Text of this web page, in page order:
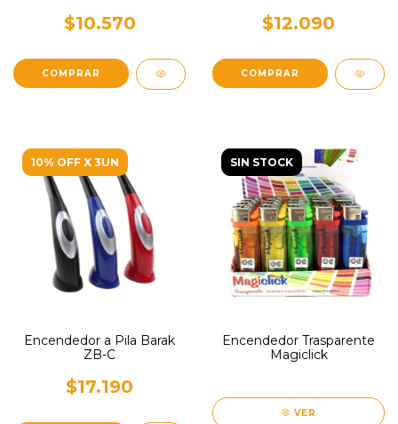
$10.570 $12.090
10% OFF X 3UN
Encendedor a Pila Barak
ZB-C
$17.190
SIN STOCK
Encendedor Trasparente
Magiclick
VER